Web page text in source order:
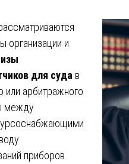
организации и
для суда в
или арбитражного
между
приборов